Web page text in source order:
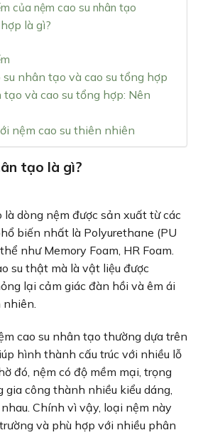
của nệm cao su nhân tạo
là gì?
su nhân tạo và cao su tổng hợp
tạo và cao su tổng hợp: Nên
nệm cao su thiên nhiên
tạo là gì?
là dòng nệm được sản xuất từ các
biến nhất là Polyurethane (PU
như Memory Foam, HR Foam.
su thật mà là vật liệu được
lại cảm giác đàn hồi và êm ái
cao su nhân tạo thường dựa trên
hình thành cấu trúc với nhiều lỗ
đó, nệm có độ mềm mại, trọng
gia công thành nhiều kiểu dáng,
Chính vì vậy, loại nệm này
và phù hợp với nhiều phân